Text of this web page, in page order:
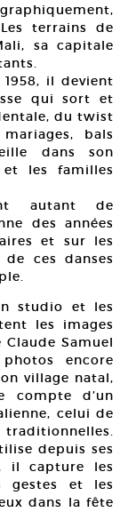
terrains de
sa capitale
il devient
qui sort et
du twist
bals
dans son
les familles
autant de
des années
et sur les
ces danses
studio et les
les images
Samuel
encore
village natal,
compte d’un
celui de
depuis ses
il capture les
gestes et les
dans la fête